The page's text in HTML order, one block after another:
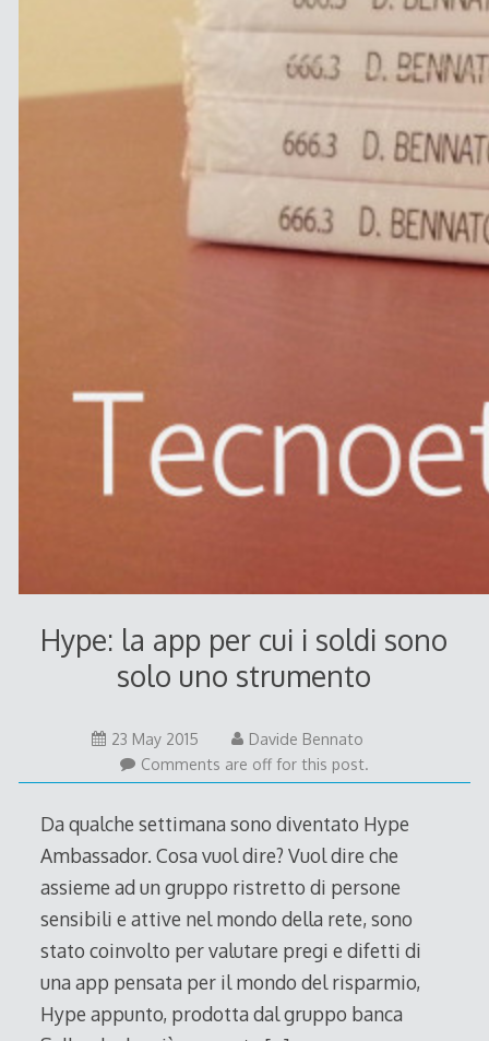
Hype: la app per cui i soldi sono
solo uno strumento
23 May 2015
Davide Bennato
Comments are off for this post.
Da qualche settimana sono diventato Hype
Ambassador. Cosa vuol dire? Vuol dire che
assieme ad un gruppo ristretto di persone
sensibili e attive nel mondo della rete, sono
stato coinvolto per valutare pregi e difetti di
una app pensata per il mondo del risparmio,
Hype appunto, prodotta dal gruppo banca